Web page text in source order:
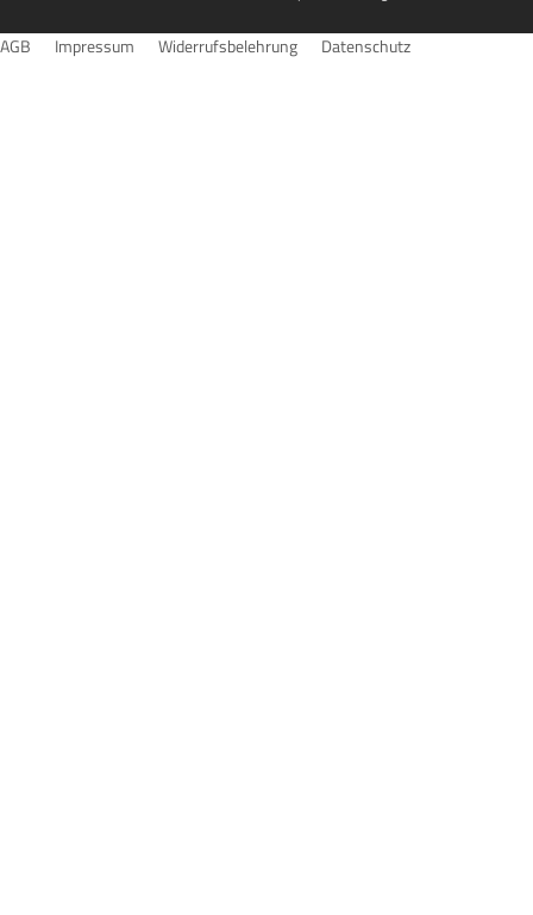
AGB Impressum Widerrufsbelehrung Datenschutz